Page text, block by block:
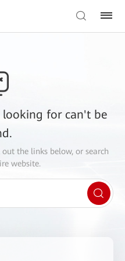
looking for can't be
out the links below, or search
website.